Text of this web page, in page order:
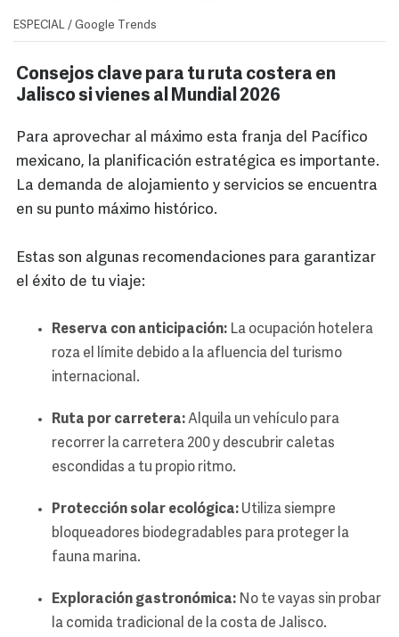
ESPECIAL / Google Trends
Consejos clave para tu ruta costera en
Jalisco si vienes al Mundial 2026
Para aprovechar al máximo esta franja del Pacífico
mexicano, la planificación estratégica es importante.
La demanda de alojamiento y servicios se encuentra
en su punto máximo histórico.
Estas son algunas recomendaciones para garantizar
el éxito de tu viaje:
Reserva con anticipación: La ocupación hotelera
roza el límite debido a la afluencia del turismo
internacional.
Ruta por carretera:Alquila un vehículo para
recorrer la carretera 200 y descubrir caletas
escondidas a tu propio ritmo.
Protección solar ecológica: Utiliza siempre
bloqueadores biodegradables para proteger la
fauna marina.
Exploración gastronómica: No te vayas sin probar
la comida tradicional de la costa de Jalisco.